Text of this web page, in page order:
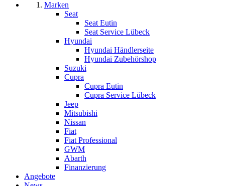
Marken
Seat
Seat Eutin
Seat Service Lübeck
Hyundai
Hyundai Händlerseite
Hyundai Zubehörshop
Suzuki
Cupra
Cupra Eutin
Cupra Service Lübeck
Jeep
Mitsubishi
Nissan
Fiat
Fiat Professional
GWM
Abarth
Finanzierung
Angebote